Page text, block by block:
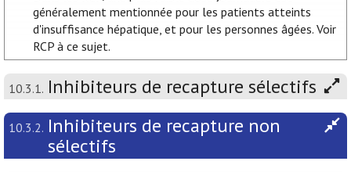
généralement mentionnée pour les patients atteints
d'insuffisance hépatique, et pour les personnes âgées. Voir
RCP à ce sujet.
10.3.1. Inhibiteurs de recapture sélectifs
10.3.2. Inhibiteurs de recapture non
sélectifs